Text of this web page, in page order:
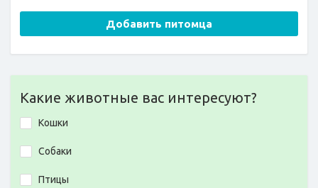
Добавить питомца
Какие животные вас интересуют?
Кошки
Собаки
Птицы